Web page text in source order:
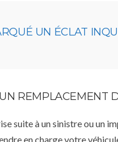
UN ÉCLAT
REMPLACEMENT
suite à un sinistre ou un
en charge votre